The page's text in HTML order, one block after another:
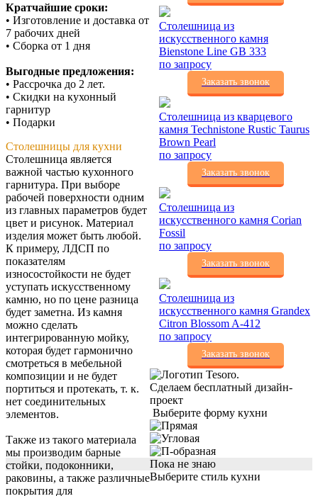
Кратчайшие сроки:
• Изготовление и доставка от
7 рабочих дней
• Сборка от 1 дня
Выгодные предложения:
• Рассрочка до 2 лет.
• Скидки на кухонный
гарнитур
• Подарки
Столешницы для кухни
Столешница является
важной частью кухонного
гарнитура. При выборе
рабочей поверхности одним
из главных параметров будет
цвет и рисунок. Материал
изделия может быть любой.
К примеру, ЛДСП по
показателям
износостойкости не будет
уступать искусственному
камню, но по цене разница
будет заметна. Из камня
можно сделать
интегрированную мойку,
которая будет гармонично
смотреться в мебельной
композиции и не будет
портиться и протекать, т. к.
нет соединительных
элементов.
Также из такого материала
мы производим барные
стойки, подоконники,
раковины, а также различные
покрытия для
Столешница из
искусственного камня
Bienstone Line GB 333
по запросу
Заказать звонок
Столешница из кварцевого
камня Technistone Rustic Taurus
Brown Pearl
по запросу
Заказать звонок
Столешница из
искусственного камня Corian
Fossil
по запросу
Заказать звонок
Столешница из
искусственного камня Grandex
Citron Blossom A-412
по запросу
Заказать звонок
Сделаем бесплатный дизайн-
проект
Выберите форму кухни
Пока не знаю
Выберите стиль кухни